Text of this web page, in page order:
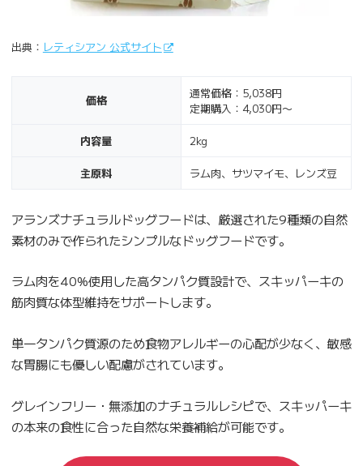
出典： レティシアン 公式サイト
価格
通常価格：5,038円
定期購入：4,030円〜
内容量 2kg
主原料 ラム肉、サツマイモ、レンズ豆
アランズナチュラルドッグフードは、厳選された9種類の自然
素材のみで作られたシンプルなドッグフードです。
ラム肉を40%使用した高タンパク質設計で、スキッパーキの
筋肉質な体型維持をサポートします。
単一タンパク質源のため食物アレルギーの心配が少なく、敏感
な胃腸にも優しい配慮がされています。
グレインフリー・無添加のナチュラルレシピで、スキッパーキ
の本来の食性に合った自然な栄養補給が可能です。